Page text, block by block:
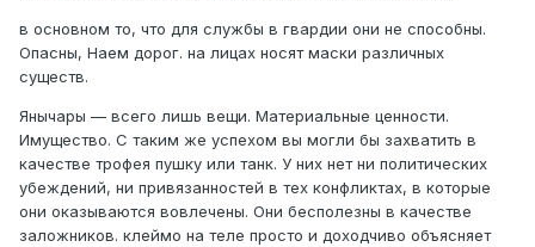
в основном то, что для службы в гвардии они не способны.
Опасны, Наем дорог. на лицах носят маски различных
существ.
Янычары — всего лишь вещи. Материальные ценности.
Имущество. С таким же успехом вы могли бы захватить в
качестве трофея пушку или танк. У них нет ни политических
убеждений, ни привязанностей в тех конфликтах, в которые
они оказываются вовлечены. Они бесполезны в качестве
заложников. клеймо на теле просто и доходчиво объясняет